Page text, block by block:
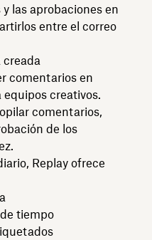
las aprobaciones en
entre el correo
creada
comentarios en
equipos creativos.
comentarios,
de los
Replay ofrece
tiempo